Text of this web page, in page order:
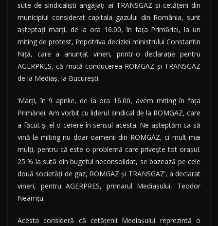
sute de sindicalişti angajaţi ai TRANSGAZ şi cetăţeni din
municipiul considerat capitala gazului din România, sunt
aşteptaţi marţi, de la ora 16.00, în faţa Primăriei, la un
miting de protest, împotriva deciziei ministrului Constantin
Niţă, care a anunţat vineri, printr-o declaraţie pentru
AGERPRES, că mută conducerea ROMGAZ şi TRANSGAZ
de la Mediaş, la Bucureşti.
‘Marţi, în 9 aprilie, de la ora 16.00, avem miting în faţa
Primăriei. Am vorbit cu liderul sindical de la ROMGAZ, care
a făcut şi el o cerere în sensul acesta. Ne aşteptăm ca să
vină la miting nu doar oamenii din ROMGAZ, ci mult mai
mulţi, pentru că este o problemă care priveşte tot oraşul.
25 % la sută din bugetul neconsolidat, se bazează pe cele
două societăţi de gaz, ROMGAZ şi TRANSGAZ’, a declarat
vineri, pentru AGERPRES, primarul Mediaşului, Teodor
Neamţu.
Acesta consideră că cetăţenii Mediaşului reprezintă o